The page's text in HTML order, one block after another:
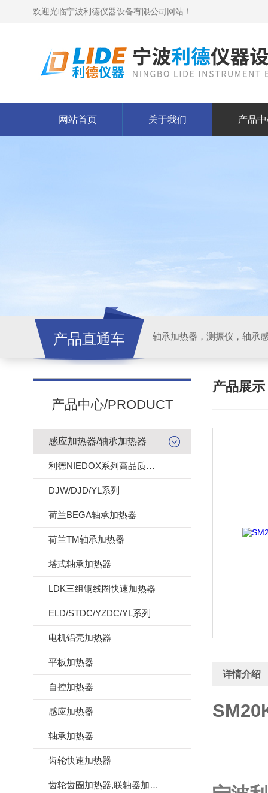
欢迎光临宁波利德仪器设备有限公司网站！
网站首页 关于我们 产品
产品直通车 轴承加热器，测振仪，轴承
产品中心/PRODUCT
感应加热器/轴承加热器
利德NIEDOX系列高品质轴承加热器
DJW/DJD/YL系列
荷兰BEGA轴承加热器
荷兰TM轴承加热器
塔式轴承加热器
LDK三组铜线圈快速加热器
ELD/STDC/YZDC/YL系列
电机铝壳加热器
平板加热器
自控加热器
感应加热器
轴承加热器
齿轮快速加热器
齿轮齿圈加热器,联轴器加热器
产品展示
详情介绍